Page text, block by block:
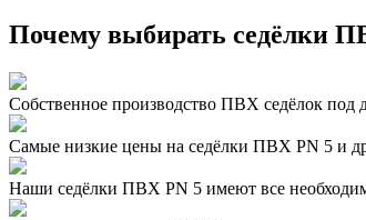
Почему выбирать седёлки
Собственное производство ПВХ седёлок под
Самые низкие цены на седёлки ПВХ PN 5 и
Наши седёлки ПВХ PN 5 имеют все